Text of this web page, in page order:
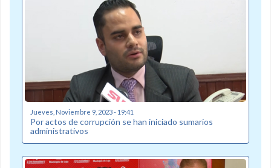
Jueves, Noviembre 9, 2023 - 19:41
Por actos de corrupción se han iniciado sumarios
administrativos